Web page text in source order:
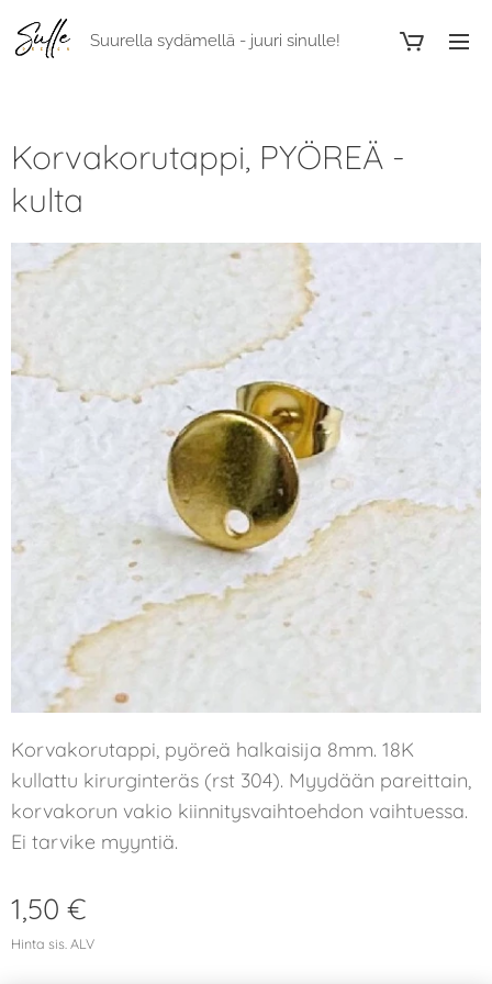
Suurella sydämellä - juuri sinulle!
Korvakorutappi, PYÖREÄ -
kulta
Korvakorutappi, pyöreä halkaisija 8mm. 18K
kullattu kirurginteräs (rst 304). Myydään pareittain,
korvakorun vakio kiinnitysvaihtoehdon vaihtuessa.
Ei tarvike myyntiä.
1,50 €
Hinta sis. ALV